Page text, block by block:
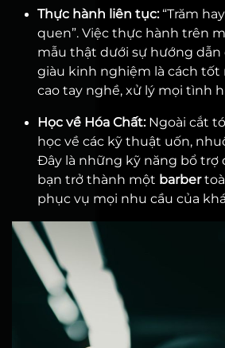
Thực hành liên tục:“Trăm
quen”. Việc thực hành trên
mẫu thật dưới sự hướng dẫn
giàu kinh nghiệm là cách tốt
cao tay nghề, xử lý mọi tình
Học về Hóa Chất:Ngoài cắt
học về các kỹ thuật uốn,
Đây là những kỹ năng bổ trợ
bạn trở thành một barber
phục vụ mọi nhu cầu của